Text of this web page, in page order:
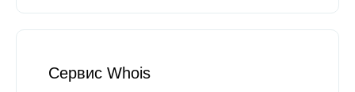
Сервис Whois